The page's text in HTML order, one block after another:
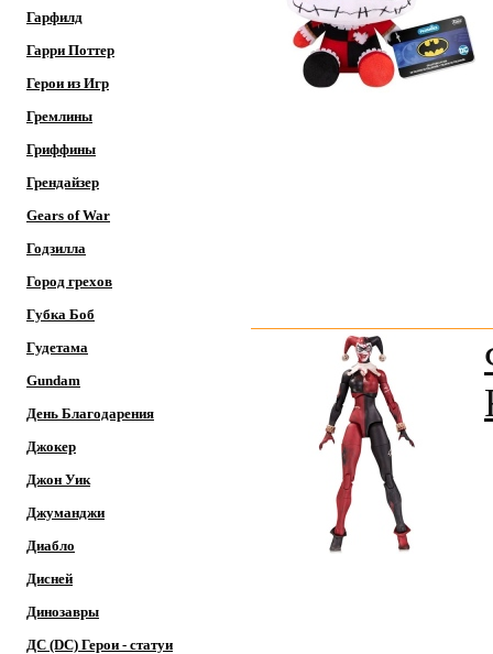
Гарфилд
Гарри Поттер
Герои из Игр
Гремлины
Гриффины
Грендайзер
Gears of War
Годзилла
Город грехов
Губка Боб
Гудетама
Gundam
День Благодарения
Джокер
Джон Уик
Джуманджи
Диабло
Дисней
Динозавры
ДС (DC) Герои - cтатуи